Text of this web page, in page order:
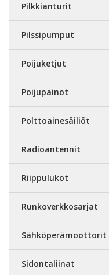
Pilkkianturit
Pilssipumput
Poijuketjut
Poijupainot
Polttoainesäiliöt
Radioantennit
Riippulukot
Runkoverkkosarjat
Sähköperämoottorit
Sidontaliinat